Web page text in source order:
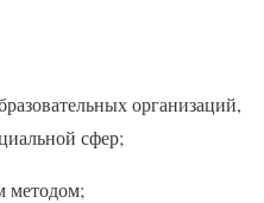
организаций,
сфер;
методом;